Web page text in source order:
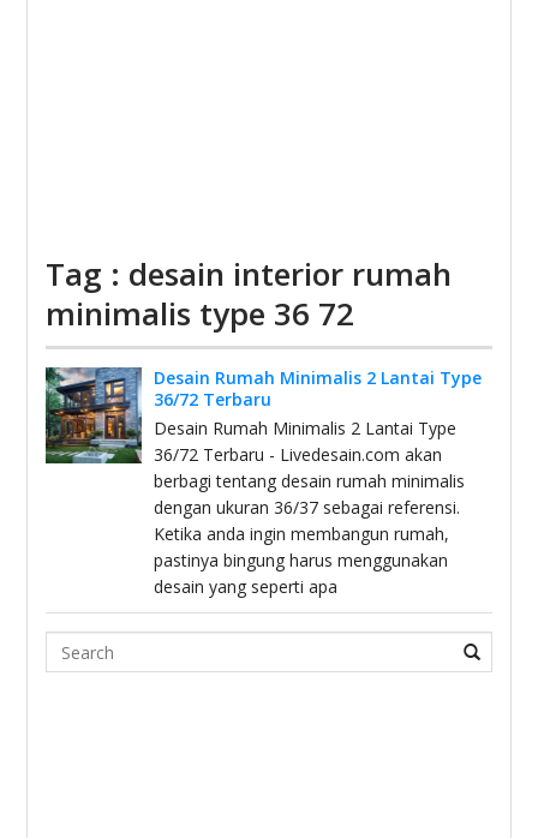
Tag : desain interior rumah
minimalis type 36 72
Desain Rumah Minimalis 2 Lantai Type
36/72 Terbaru
Desain Rumah Minimalis 2 Lantai Type
36/72 Terbaru - Livedesain.com akan
berbagi tentang desain rumah minimalis
dengan ukuran 36/37 sebagai referensi.
Ketika anda ingin membangun rumah,
pastinya bingung harus menggunakan
desain yang seperti apa
Search